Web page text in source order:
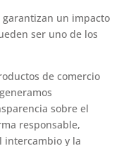
un impacto
ser uno de los
de comercio
sobre el
responsable,
intercambio y la